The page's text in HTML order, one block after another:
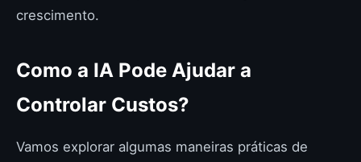
crescimento.
Como a IA Pode Ajudar a
Controlar Custos?
Vamos explorar algumas maneiras práticas de